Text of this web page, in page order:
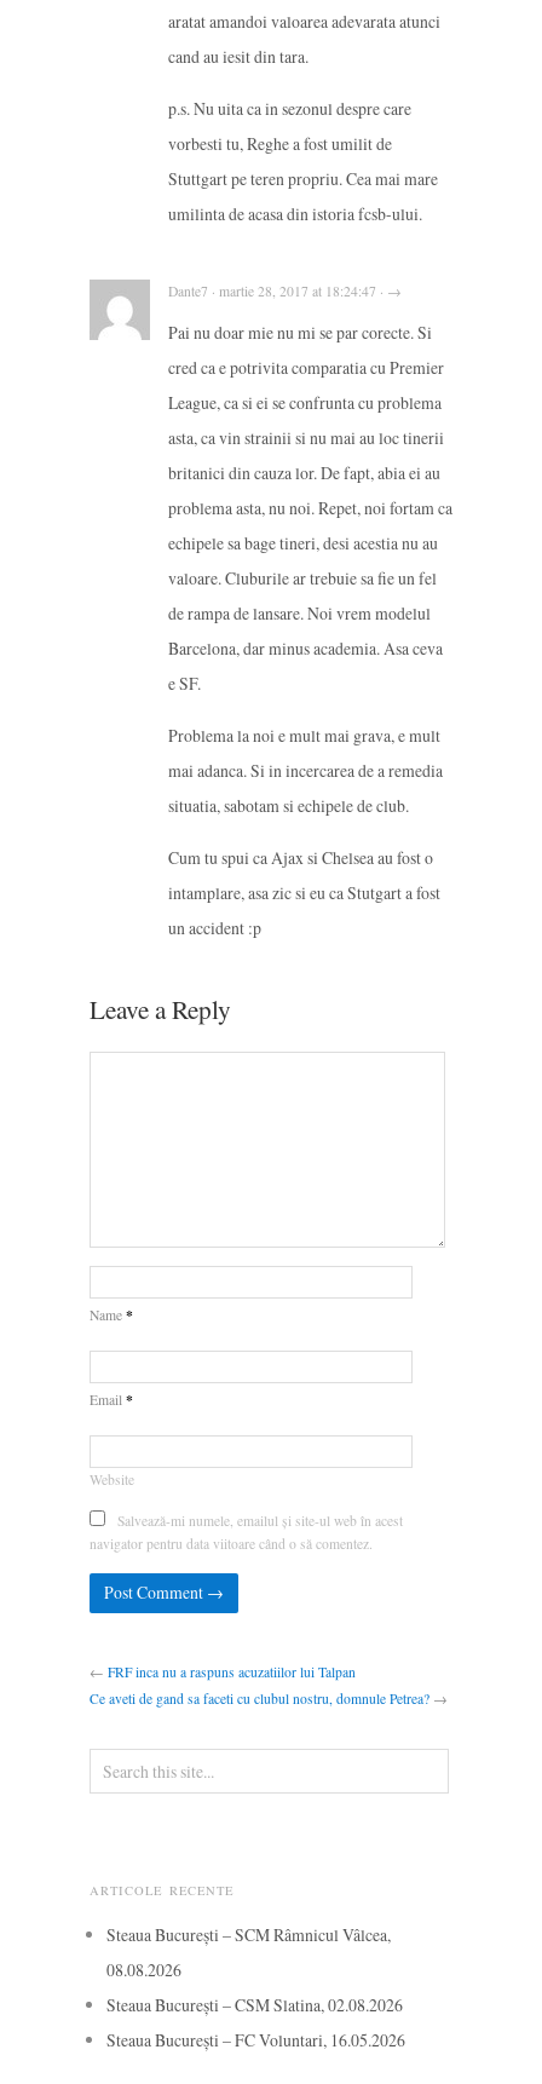
aratat amandoi valoarea adevarata atunci
cand au iesit din tara.
p.s. Nu uita ca in sezonul despre care
vorbesti tu, Reghe a fost umilit de
Stuttgart pe teren propriu. Cea mai mare
umilinta de acasa din istoria fcsb-ului.
Dante7 · martie 28, 2017 at 18:24:47 · →
Pai nu doar mie nu mi se par corecte. Si
cred ca e potrivita comparatia cu Premier
League, ca si ei se confrunta cu problema
asta, ca vin strainii si nu mai au loc tinerii
britanici din cauza lor. De fapt, abia ei au
problema asta, nu noi. Repet, noi fortam ca
echipele sa bage tineri, desi acestia nu au
valoare. Cluburile ar trebuie sa fie un fel
de rampa de lansare. Noi vrem modelul
Barcelona, dar minus academia. Asa ceva
e SF.
Problema la noi e mult mai grava, e mult
mai adanca. Si in incercarea de a remedia
situatia, sabotam si echipele de club.
Cum tu spui ca Ajax si Chelsea au fost o
intamplare, asa zic si eu ca Stutgart a fost
un accident :p
Leave a Reply
Name *
Email *
Website
Salvează-mi numele, emailul și site-ul web în acest
navigator pentru data viitoare când o să comentez.
← FRF inca nu a raspuns acuzatiilor lui Talpan
Ce aveti de gand sa faceti cu clubul nostru, domnule Petrea? →
ARTICOLE RECENTE
Steaua București – SCM Râmnicul Vâlcea,
08.08.2026
Steaua București – CSM Slatina, 02.08.2026
Steaua București – FC Voluntari, 16.05.2026